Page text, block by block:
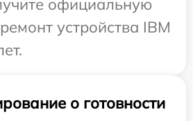
официальную
устройства IBM
о готовности